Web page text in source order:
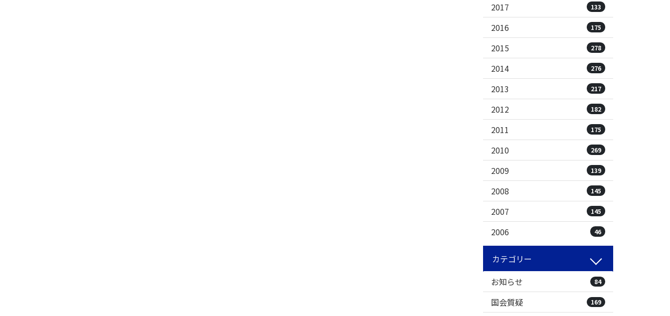
2017 133
2016 175
2015 278
2014 276
2013 217
2012 182
2011 175
2010 269
2009 139
2008 145
2007 145
2006 46
カテゴリー
お知らせ
84
国会質疑 169